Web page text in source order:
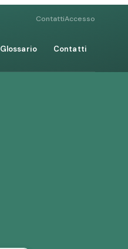
ContattiAccesso
Glossario Contatti